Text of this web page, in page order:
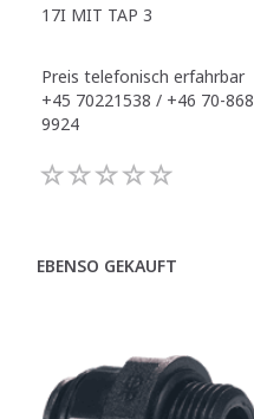
17I MIT TAP 3
Preis telefonisch erfahrbar
+45 70221538 / +46 70-868
9924
EBENSO GEKAUFT